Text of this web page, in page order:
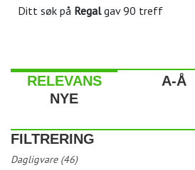
Ditt søk på Regalgav 90 treff
RELEVANS
A-Å
NYE
FILTRERING
Dagligvare (46)